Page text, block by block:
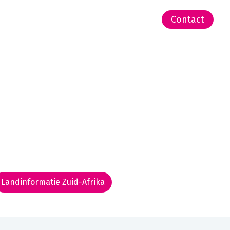
Contact
Landinformatie Zuid-Afrika